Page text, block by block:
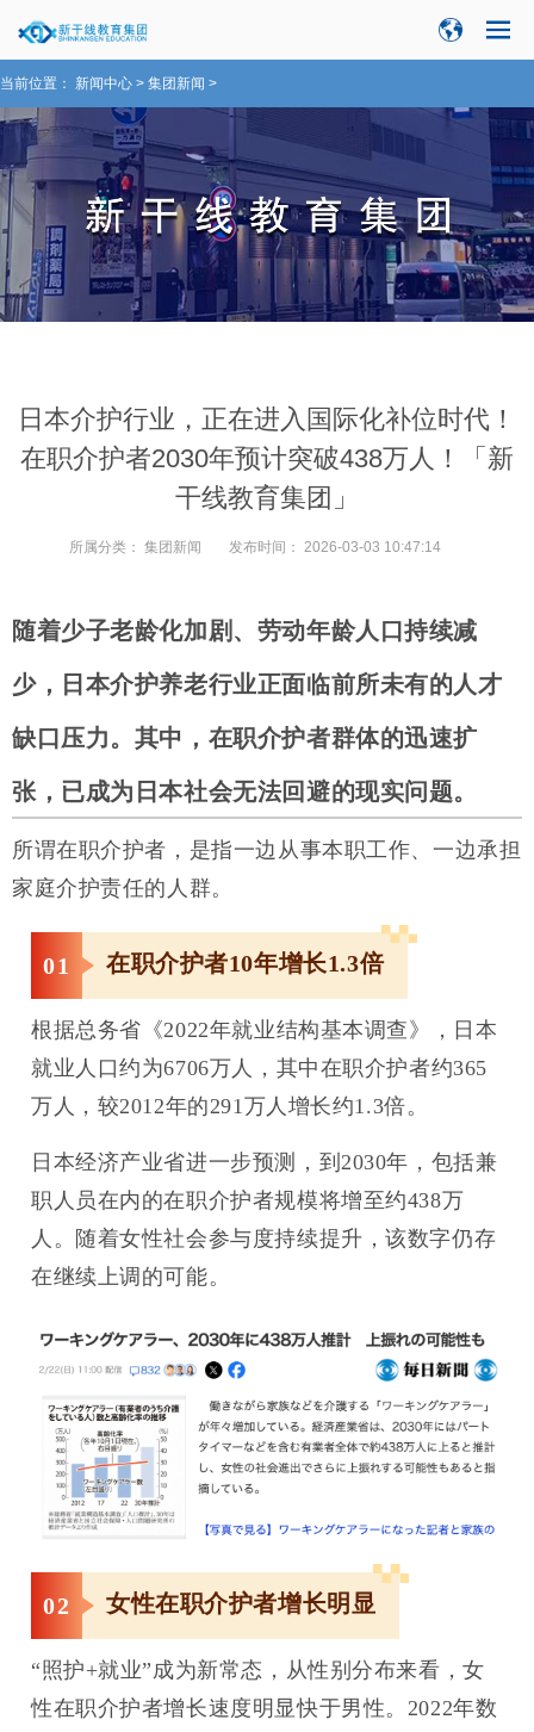
当前位置： 新闻中心 > 集团新闻 >
日本介护行业，正在进入国际化补位时代！
在职介护者2030年预计突破438万人！「新
干线教育集团」
所属分类： 集团新闻 发布时间： 2026-03-03 10:47:14
随着少子老龄化加剧、劳动年龄人口持续减
少，日本介护养老行业正面临前所未有的人才
缺口压力。其中，在职介护者群体的迅速扩
张，已成为日本社会无法回避的现实问题。
所谓在职介护者，是指一边从事本职工作、一边承担
家庭介护责任的人群。
01 在职介护者10年增长1.3倍
根据总务省《2022年就业结构基本调查》，日本
就业人口约为6706万人，其中在职介护者约365
万人，较2012年的291万人增长约1.3倍。
日本经济产业省进一步预测，到2030年，包括兼
职人员在内的在职介护者规模将增至约438万
人。随着女性社会参与度持续提升，该数字仍存
在继续上调的可能。
02 女性在职介护者增长明显
“照护+就业”成为新常态，从性别分布来看，女
性在职介护者增长速度明显快于男性。 2022年数